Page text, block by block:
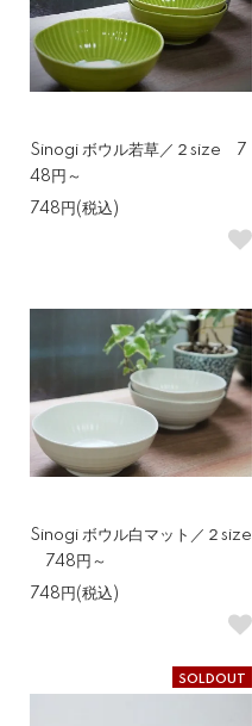
Sinogi ボウル若草／２size 7
48円～
748円(税込)
Sinogi ボウル白マット／２size
748円～
748円(税込)
SOLDOUT